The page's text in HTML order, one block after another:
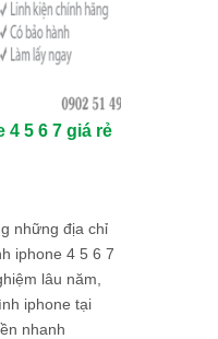
4 5 6 7 giá rẻ
những địa chỉ
iphone 4 5 6 7
lâu năm,
iphone tại
nhanh